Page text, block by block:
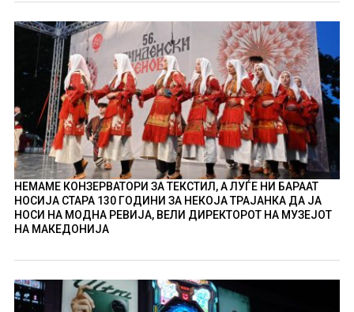
НЕМАМЕ КОНЗЕРВАТОРИ ЗА ТЕКСТИЛ, А ЛУЃЕ НИ БАРААТ
НОСИЈА СТАРА 130 ГОДИНИ ЗА НЕКОЈА ТРАЈАНКА ДА ЈА
НОСИ НА МОДНА РЕВИЈА, ВЕЛИ ДИРЕКТОРОТ НА МУЗЕЈОТ
НА МАКЕДОНИЈА